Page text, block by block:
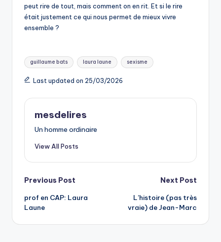
peut rire de tout, mais comment on en rit. Et si le rire
était justement ce qui nous permet de mieux vivre
ensemble ?
Tags:
guillaume bats laura laune sexisme
Last updated on 25/03/2026
mesdelires
Un homme ordinaire
View All Posts
Post
navigation
Previous Post
prof en CAP: Laura
Laune
Next Post
L’histoire (pas très
vraie) de Jean-Marc